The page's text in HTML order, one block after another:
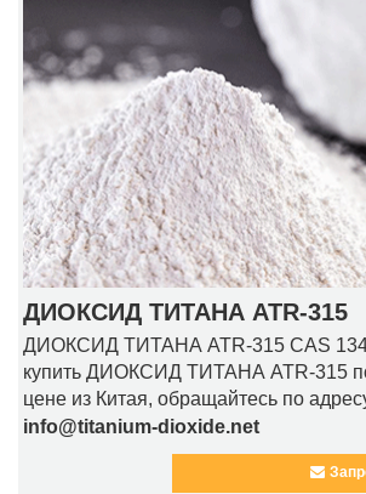
ДИОКСИД ТИТАНА ATR-315
ДИОКСИД ТИТАНА ATR-315 CAS
купить ДИОКСИД ТИТАНА ATR-315
цене из Китая, обращайтесь по
info@titanium-dioxide.net